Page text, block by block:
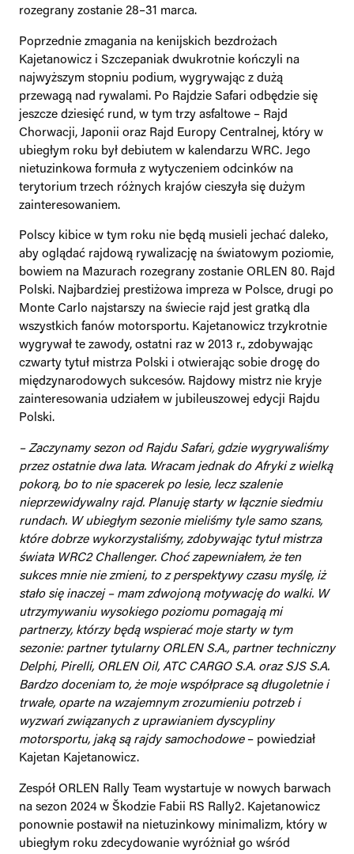
rozegrany zostanie 28–31 marca.
Poprzednie zmagania na kenijskich bezdrożach
Kajetanowicz i Szczepaniak dwukrotnie kończyli na
najwyższym stopniu podium, wygrywając z dużą
przewagą nad rywalami. Po Rajdzie Safari odbędzie się
jeszcze dziesięć rund, w tym trzy asfaltowe – Rajd
Chorwacji, Japonii oraz Rajd Europy Centralnej, który w
ubiegłym roku był debiutem w kalendarzu WRC. Jego
nietuzinkowa formuła z wytyczeniem odcinków na
terytorium trzech różnych krajów cieszyła się dużym
zainteresowaniem.
Polscy kibice w tym roku nie będą musieli jechać daleko,
aby oglądać rajdową rywalizację na światowym poziomie,
bowiem na Mazurach rozegrany zostanie ORLEN 80. Rajd
Polski. Najbardziej prestiżowa impreza w Polsce, drugi po
Monte Carlo najstarszy na świecie rajd jest gratką dla
wszystkich fanów motorsportu. Kajetanowicz trzykrotnie
wygrywał te zawody, ostatni raz w 2013 r., zdobywając
czwarty tytuł mistrza Polski i otwierając sobie drogę do
międzynarodowych sukcesów. Rajdowy mistrz nie kryje
zainteresowania udziałem w jubileuszowej edycji Rajdu
Polski.
– Zaczynamy sezon od Rajdu Safari, gdzie wygrywaliśmy
przez ostatnie dwa lata. Wracam jednak do Afryki z wielką
pokorą, bo to nie spacerek po lesie, lecz szalenie
nieprzewidywalny rajd. Planuję starty w łącznie siedmiu
rundach. W ubiegłym sezonie mieliśmy tyle samo szans,
które dobrze wykorzystaliśmy, zdobywając tytuł mistrza
świata WRC2 Challenger. Choć zapewniałem, że ten
sukces mnie nie zmieni, to z perspektywy czasu myślę, iż
stało się inaczej – mam zdwojoną motywację do walki. W
utrzymywaniu wysokiego poziomu pomagają mi
partnerzy, którzy będą wspierać moje starty w tym
sezonie: partner tytularny ORLEN S.A., partner techniczny
Delphi, Pirelli, ORLEN Oil, ATC CARGO S.A. oraz SJS S.A.
Bardzo doceniam to, że moje współprace są długoletnie i
trwałe, oparte na wzajemnym zrozumieniu potrzeb i
wyzwań związanych z uprawianiem dyscypliny
motorsportu, jaką są rajdy samochodowe– powiedział
Kajetan Kajetanowicz.
Zespół ORLEN Rally Team wystartuje w nowych barwach
na sezon 2024 w Škodzie Fabii RS Rally2. Kajetanowicz
ponownie postawił na nietuzinkowy minimalizm, który w
ubiegłym roku zdecydowanie wyróżniał go wśród